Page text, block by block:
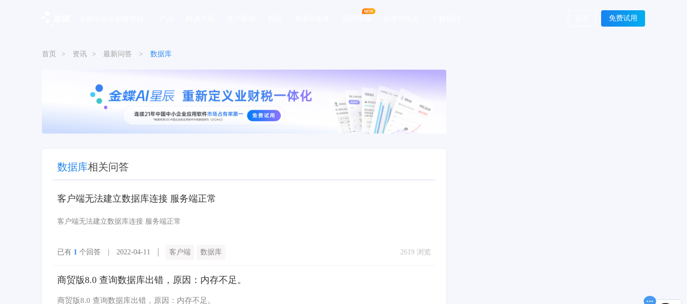
免费试用
首页 > 资讯 > 最新问答 > 数据库
数据库相关问答
客户端无法建立数据库连接 服务端正常
客户端无法建立数据库连接 服务端正常
已有 1 个回答 | 2022-04-11 客户端 数据库 2619 浏览
商贸版8.0 查询数据库出错，原因：内存不足。
商贸版8.0 查询数据库出错，原因：内存不足。